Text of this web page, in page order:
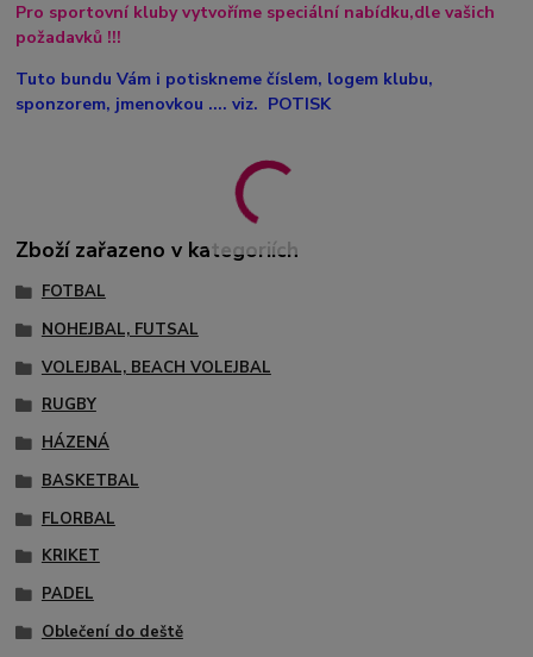
Pro sportovní kluby vytvoříme speciální nabídku,dle vašich
požadavků !!!
Tuto bundu Vám i potiskneme číslem, logem klubu,
sponzorem, jmenovkou .... viz. POTISK
Zboží zařazeno v kategoriích
FOTBAL
NOHEJBAL, FUTSAL
VOLEJBAL, BEACH VOLEJBAL
RUGBY
HÁZENÁ
BASKETBAL
FLORBAL
KRIKET
PADEL
Oblečení do deště